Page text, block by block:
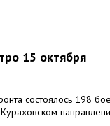
15 октября
состоялось 198